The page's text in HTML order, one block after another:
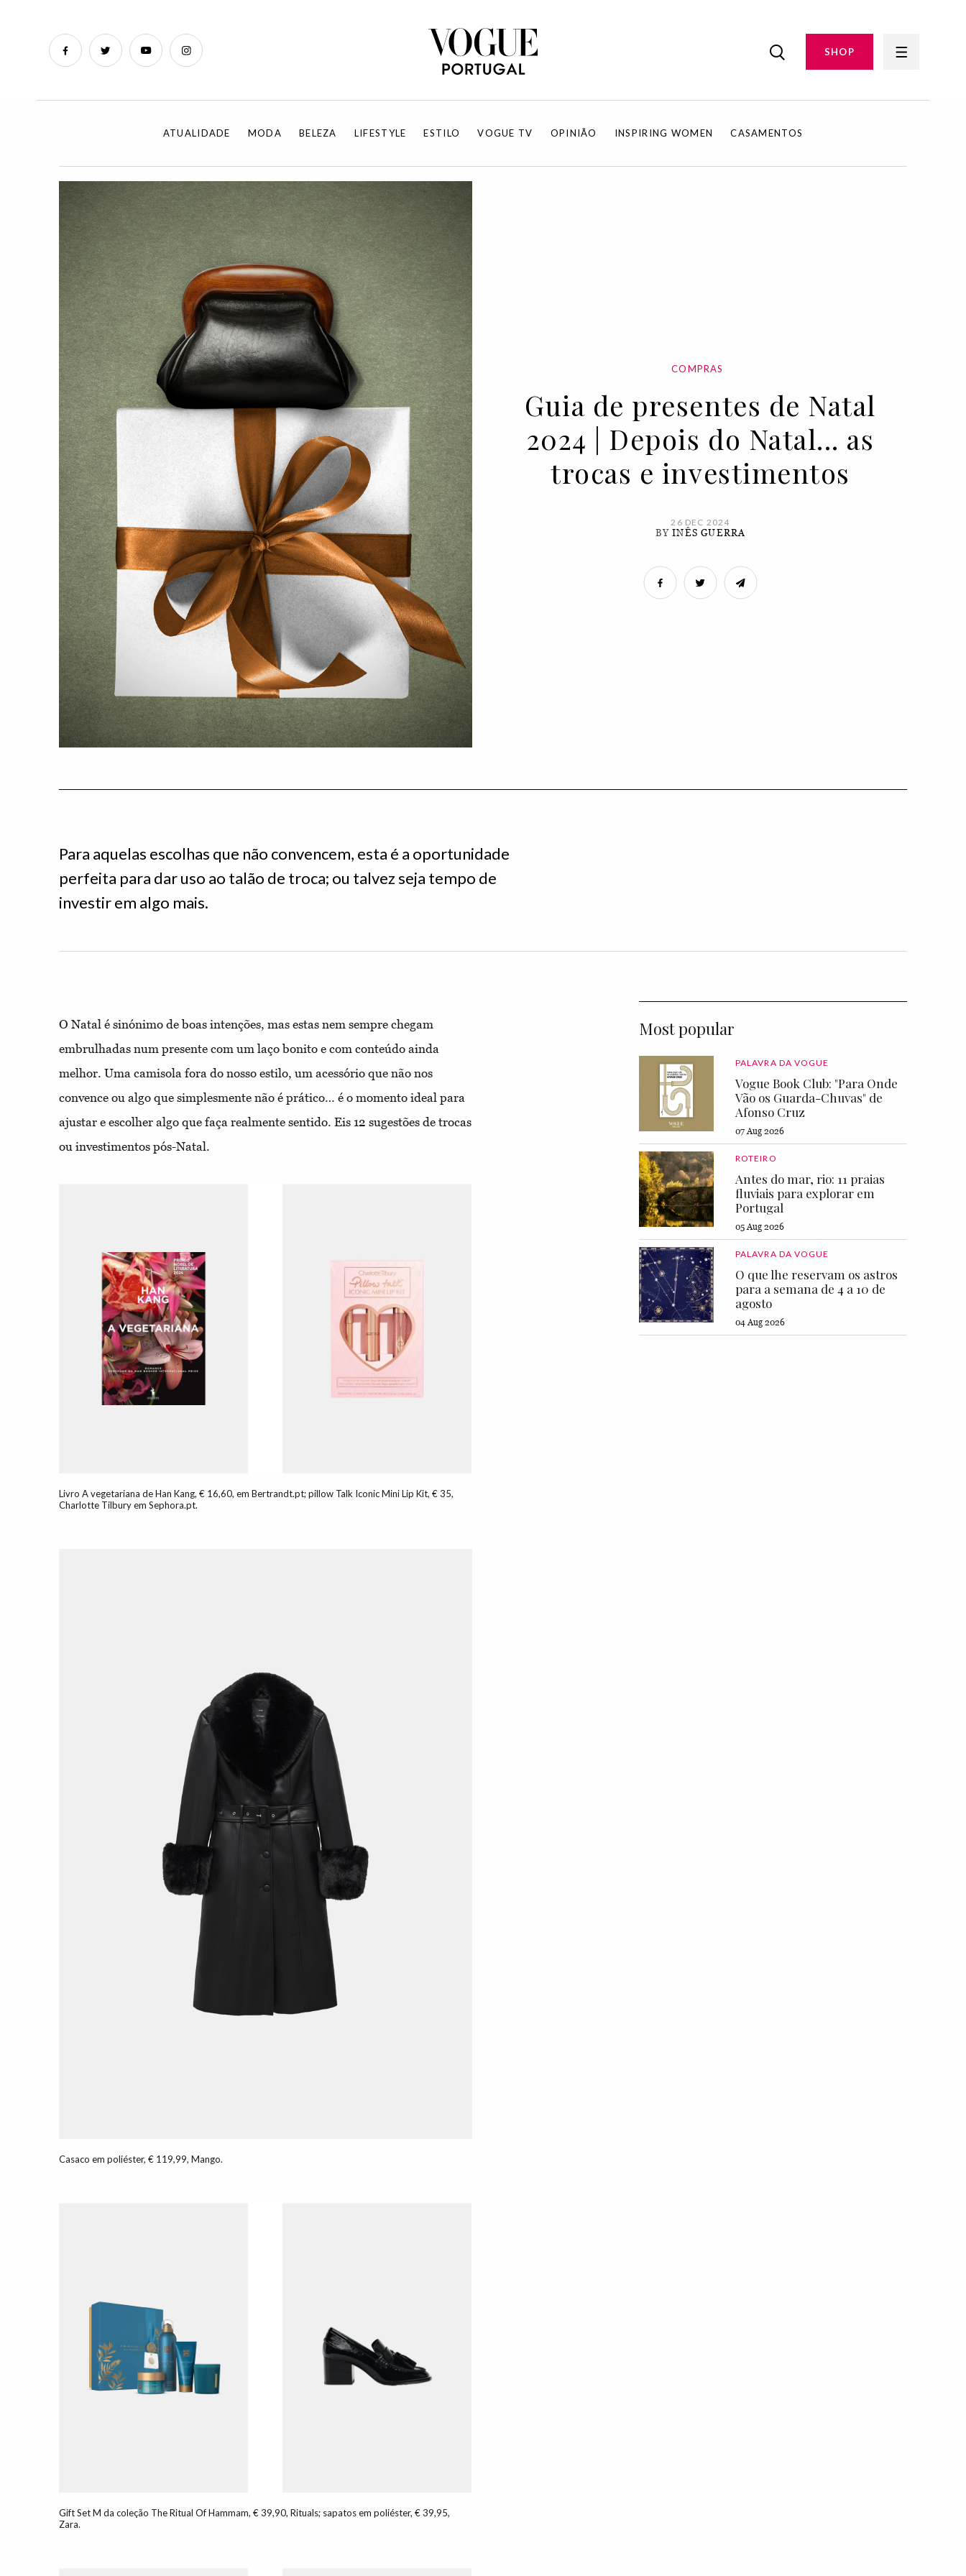
SHOP
ATUALIDADE MODA BELEZA LIFESTYLE ESTILO VOGUE TV OPINIÃO INSPIRING WOMEN CASAMENTOS
COMPRAS
Guia de presentes de Natal
2024 | Depois do Natal... as
trocas e investimentos
26 DEC 2024
BYINÊS GUERRA
Para aquelas escolhas que não convencem, esta é a oportunidade
perfeita para dar uso ao talão de troca; ou talvez seja tempo de
investir em algo mais.
O Natal é sinónimo de boas intenções, mas estas nem sempre chegam
embrulhadas num presente com um laço bonito e com conteúdo ainda
melhor. Uma camisola fora do nosso estilo, um acessório que não nos
convence ou algo que simplesmente não é prático… é o momento ideal para
ajustar e escolher algo que faça realmente sentido. Eis 12 sugestões de trocas
ou investimentos pós-Natal.
Livro A vegetariana de Han Kang, € 16,60, em Bertrandt.pt; pillow Talk Iconic Mini Lip Kit, € 35,
Charlotte Tilbury em Sephora.pt.
Casaco em poliéster, € 119,99, Mango.
Gift Set M da coleção The Ritual Of Hammam, € 39,90, Rituals; sapatos em poliéster, € 39,95,
Zara.
Most popular
PALAVRA DA VOGUE
Vogue Book Club: "Para Onde
Vão os Guarda-Chuvas" de
Afonso Cruz
07 Aug 2026
ROTEIRO
Antes do mar, rio: 11 praias
fluviais para explorar em
Portugal
05 Aug 2026
PALAVRA DA VOGUE
O que lhe reservam os astros
para a semana de 4 a 10 de
agosto
04 Aug 2026